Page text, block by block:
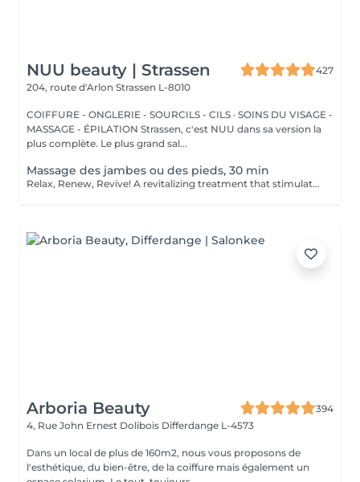
NUU beauty | Strassen
427
204, route d'Arlon Strassen L-8010
COIFFURE - ONGLERIE - SOURCILS - CILS · SOINS DU VISAGE -
MASSAGE - ÉPILATION Strassen, c'est NUU dans sa version la
plus complète. Le plus grand sal...
Massage des jambes ou des pieds, 30 min
Relax, Renew, Revive! A revitalizing treatment that stimulates circulation, reduces fluid retention, and relieves muscle fatigue. Ideal for clients who spend long hours standing, exercising, or traveling. Light or firm pressure can be tailored to your needs. Age restrictions: there are no age restrictions for this procedure. Post procedure recommendations: do not do sport and any sharp movements for 2-3 hours after the procedure. Frequency: 1-2 times per week, 10 times in total. Repeat once in 3-6 months.
Arboria Beauty
394
4, Rue John Ernest Dolibois Differdange L-4573
Dans un local de plus de 160m2, nous vous proposons de
l'esthétique, du bien-être, de la coiffure mais également un